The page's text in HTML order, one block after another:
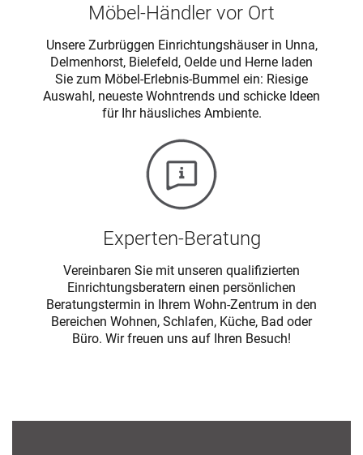
Möbel-Händler vor Ort
Unsere Zurbrüggen Einrichtungshäuser in Unna,
Delmenhorst, Bielefeld, Oelde und Herne laden
Sie zum Möbel-Erlebnis-Bummel ein: Riesige
Auswahl, neueste Wohntrends und schicke Ideen
für Ihr häusliches Ambiente.
Experten-Beratung
Vereinbaren Sie mit unseren qualifizierten
Einrichtungsberatern einen persönlichen
Beratungstermin in Ihrem Wohn-Zentrum in den
Bereichen Wohnen, Schlafen, Küche, Bad oder
Büro. Wir freuen uns auf Ihren Besuch!